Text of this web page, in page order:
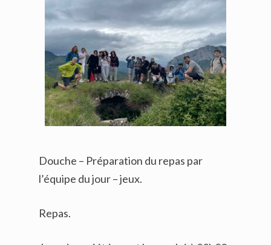
Douche – Préparation du repas par
l’équipe du jour – jeux.
Repas.